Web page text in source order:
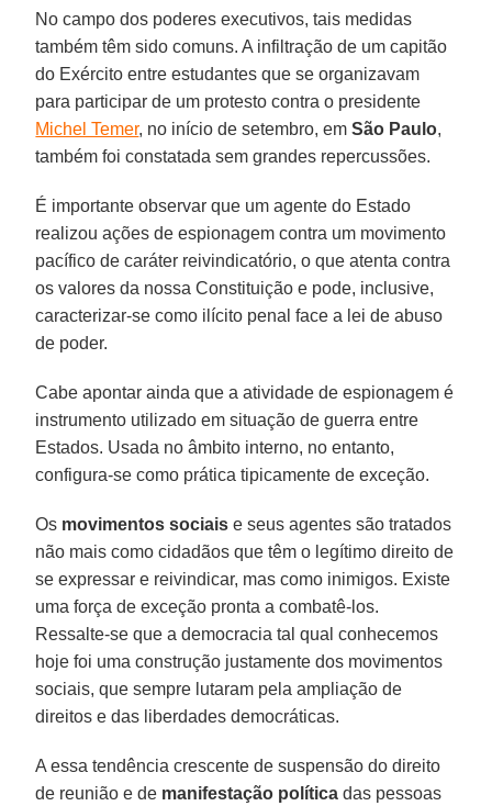
No campo dos poderes executivos, tais medidas
também têm sido comuns. A infiltração de um capitão
do Exército entre estudantes que se organizavam
para participar de um protesto contra o presidente
Michel Temer, no início de setembro, emSão Paulo,
também foi constatada sem grandes repercussões.
É importante observar que um agente do Estado
realizou ações de espionagem contra um movimento
pacífico de caráter reivindicatório, o que atenta contra
os valores da nossa Constituição e pode, inclusive,
caracterizar-se como ilícito penal face a lei de abuso
de poder.
Cabe apontar ainda que a atividade de espionagem é
instrumento utilizado em situação de guerra entre
Estados. Usada no âmbito interno, no entanto,
configura-se como prática tipicamente de exceção.
Os movimentos sociais e seus agentes são tratados
não mais como cidadãos que têm o legítimo direito de
se expressar e reivindicar, mas como inimigos. Existe
uma força de exceção pronta a combatê-los.
Ressalte-se que a democracia tal qual conhecemos
hoje foi uma construção justamente dos movimentos
sociais, que sempre lutaram pela ampliação de
direitos e das liberdades democráticas.
A essa tendência crescente de suspensão do direito
de reunião e de manifestação política das pessoas